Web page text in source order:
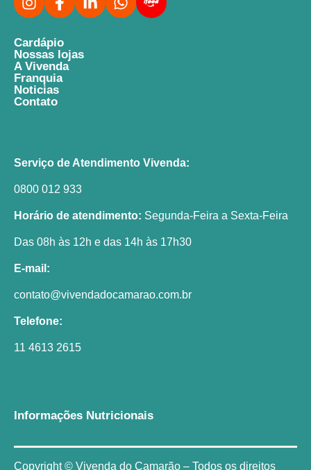
Cardápio
Nossas lojas
A Vivenda
Franquia
Noticias
Contato
Serviço de Atendimento Vivenda:
0800 012 933
Horário de atendimento: Segunda-Feira a Sexta-Feira
Das 08h às 12h e das 14h às 17h30
E-mail:
contato@vivendadocamarao.com.br
Telefone:
11 4613 2615
Informações Nutricionais
Copyright © Vivenda do Camarão – Todos os direitos